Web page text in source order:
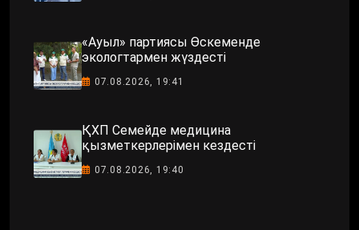
«Ауыл» партиясы Өскеменде
экологтармен жүздесті
07.08.2026, 19:41
ҚХП Семейде медицина
қызметкерлерімен кездесті
07.08.2026, 19:40